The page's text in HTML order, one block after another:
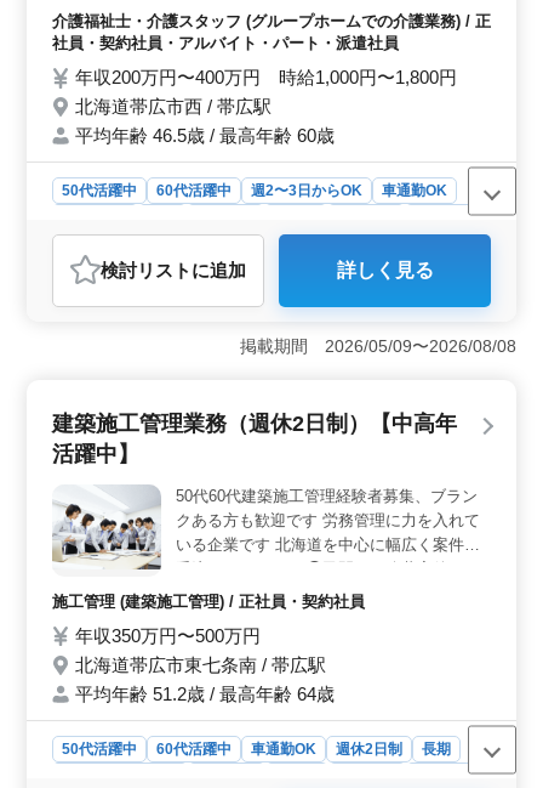
もあるため、日々の通勤や生活面でのサポートが充実し
ています。これにより、ストレスの少ない働き方が実現
できます。
ビリテーションサポート ・書類作成、書類
整理等 《 備考 》 ＊完全週休2日制☆ ＊車
ます！
介護福祉士・介護スタッフ (グループホームでの介護業務) / 正
社員・契約社員・アルバイト・パート・派遣社員
年収200万円〜400万円 時給1,000円〜1,800円
北海道帯広市西 / 帯広駅
平均年齢 46.5歳 / 最高年齢 60歳
50代活躍中 60代活躍中 週2〜3日からOK
車通勤OK
派遣社員
介護福祉士・介護スタッフ
おすすめポイント
＜勤務地と交通の利便性＞ 北海道帯広市のグループホ
ームでの勤務で、帯広駅から近く、車通勤も可能で無料
駐車場が利用できます。通勤が容易で日々のストレスを
ー2級以上の資格を持ち、介護経験が1年以上あるベテラ
ン介護士を募集しています。経験豊富な方々がその知識
感を得られます。 ＜多様な雇用形態と休日制度＞
正社員、契約社員、アルバイト・パート、派遣社員とい
った幅広い雇用形態が提供されており、週3〜5日の勤務
が可能です。また、完全週休2日制を採用しており、仕事
とプライベートのバランスが取りやすい環境です。
検討リスト に追加 詳しく見る
掲載期間 2026/05/09〜2026/08/08
建築施工管理業務（週休2日制）【中高年
活躍中】
50代60代建築施工管理経験者募集、ブラン
クある方も歓迎です 労務管理に力を入れて
いる企業です 北海道を中心に幅広く案件を
・ビル、マンション、商業施設、学校、庁舎
般をお任せいたします ・現場の取りまとめ
・予算管理 ・施工図の作成 ※案件増加によ
りベテラン層も積極採用中です
施工管理 (建築施工管理) / 正社員・契約社員
年収350万円〜500万円
北海道帯広市東七条南 / 帯広駅
平均年齢 51.2歳 / 最高年齢 64歳
50代活躍中 60代活躍中 車通勤OK 週休2日制
長期
施工管理